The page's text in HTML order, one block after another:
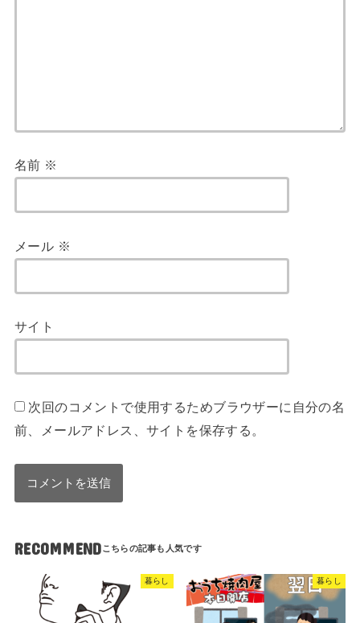
名前 ※
メール ※
サイト
次回のコメントで使用するためブラウザーに自分の名
前、メールアドレス、サイトを保存する。
RECOMMEND
暮らし 暮らし